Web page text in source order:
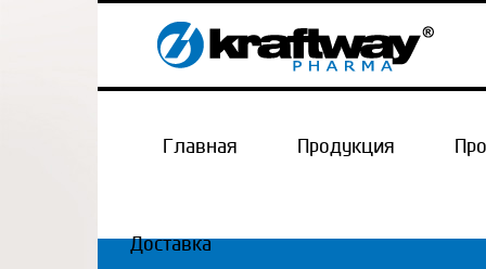
Главная Продукция
Доставка